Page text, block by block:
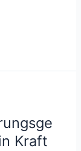
Kraft